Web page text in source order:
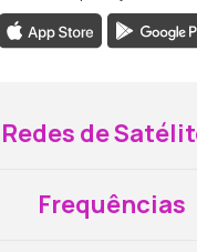
Redes de
Frequências